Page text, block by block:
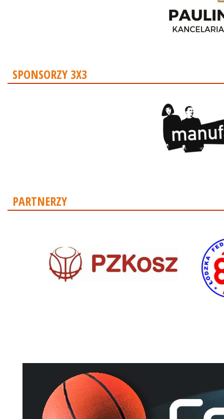
SPONSORZY 3X3
PARTNERZY